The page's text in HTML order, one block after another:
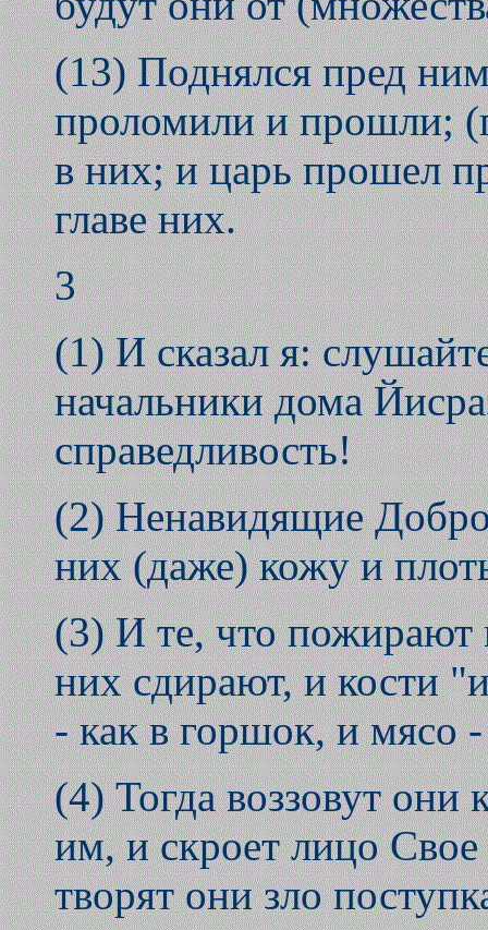
(13) Поднялся пред
проломили и прошли;
в них; и царь прошел
главе них.
3
(1) И сказал я:
начальники дома
справедливость!
(2) Ненавидящие
них (даже) кожу и
(3) И те, что пожирают
них сдирают, и кости
- как в горшок, и мясо -
(4) Тогда воззовут они
им, и скроет лицо
творят они зло